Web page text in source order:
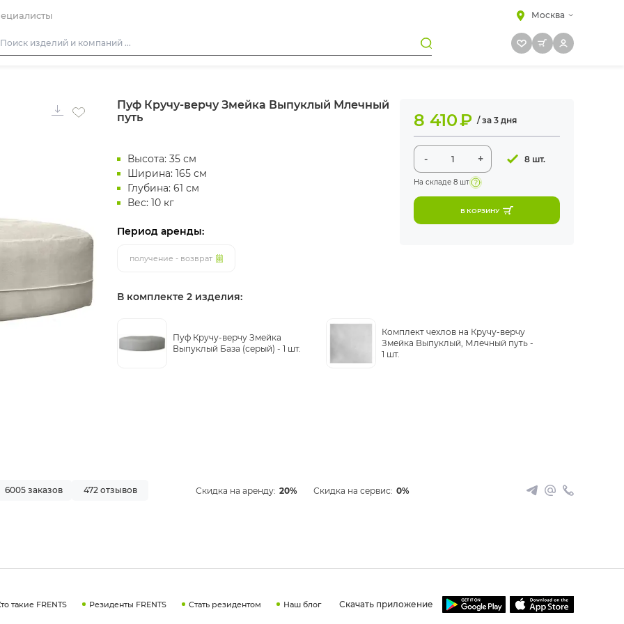
Москва
Фуршетная мебель
Барная мебель
Пуф Кручу-верчу Змейка Выпуклый Млечный
путь
Высота: 35 см
Ширина: 165 см
Глубина: 61 см
Вес: 10 кг
Период аренды:
получение - возврат
8 410₽ / за 3 дня
- + 8 шт.
На складе 8 шт
В КОРЗИНУ
В комплекте 2 изделия:
Пуф Кручу-верчу Змейка
Выпуклый База (серый) - 1 шт.
Комплект чехлов на Кручу-верчу
Змейка Выпуклый, Млечный путь -
1 шт.
6005 заказов 472 отзывов Скидка на аренду: 20% Скидка на сервис: 0%
такие FRENTS Резиденты FRENTS Стать резидентом Наш блог Скачать приложение